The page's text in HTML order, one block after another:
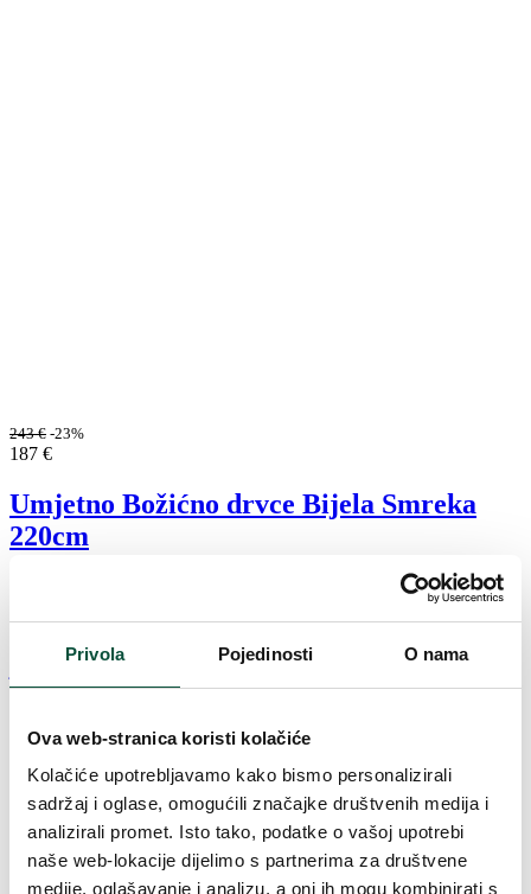
Privola Pojedinosti O nama
Ova web-stranica koristi kolačiće
Kolačiće upotrebljavamo kako bismo personalizirali
sadržaj i oglase, omogućili značajke društvenih medija i
analizirali promet. Isto tako, podatke o vašoj upotrebi
naše web-lokacije dijelimo s partnerima za društvene
medije, oglašavanje i analizu, a oni ih mogu kombinirati s
243€ -23%
187 €
Umjetno Božićno drvce Bijela Smreka
220cm
SB220